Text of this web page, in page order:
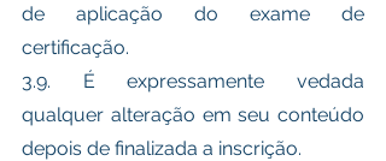
de aplicação do exame de
certificação.
3.9. É expressamente vedada
qualquer alteração em seu conteúdo
depois de finalizada a inscrição.